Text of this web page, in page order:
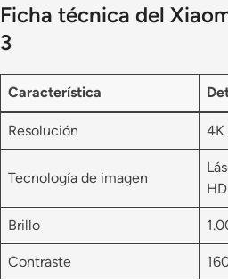
Ficha técnica del
3
Característica
Resolución 4K
Tecnología de imagen
Brillo
Contraste